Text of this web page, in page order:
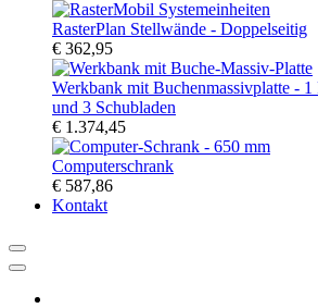
RasterPlan Stellwände - Doppelseitig
€ 362,95
Werkbank mit Buchenmassivplatte -
und 3 Schubladen
€ 1.374,45
Computerschrank
€ 587,86
Kontakt